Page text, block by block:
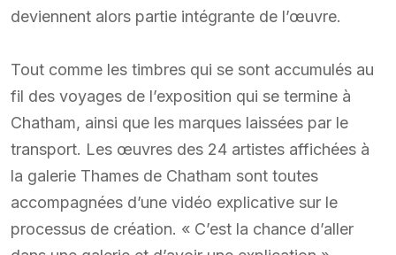
deviennent alors partie intégrante de l’œuvre.
Tout comme les timbres qui se sont accumulés au
fil des voyages de l’exposition qui se termine à
Chatham, ainsi que les marques laissées par le
transport. Les œuvres des 24 artistes affichées à
la galerie Thames de Chatham sont toutes
accompagnées d’une vidéo explicative sur le
processus de création. « C’est la chance d’aller